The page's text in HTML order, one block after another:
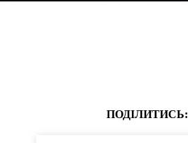
ПОДІЛИТИСЬ: